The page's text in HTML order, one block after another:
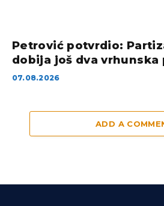
Petrović potvrdio:
dobija još dva vrhunska
07.08.2026
ADD A